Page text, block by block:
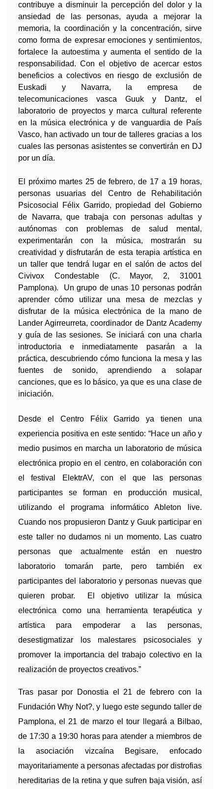
contribuye a disminuir la percepción del dolor y la
ansiedad de las personas, ayuda a mejorar la
memoria, la coordinación y la concentración, sirve
como forma de expresar emociones y sentimientos,
fortalece la autoestima y aumenta el sentido de la
responsabilidad. Con el objetivo de acercar estos
beneficios a colectivos en riesgo de exclusión de
Euskadi y Navarra, la empresa de
telecomunicaciones vasca Guuk y Dantz, el
laboratorio de proyectos y marca cultural referente
en la música electrónica y de vanguardia de País
Vasco, han activado un tour de talleres gracias a los
cuales las personas asistentes se convertirán en DJ
por un día.
El próximo martes 25 de febrero, de 17 a 19 horas,
personas usuarias del Centro de Rehabilitación
Psicosocial Félix Garrido, propiedad del Gobierno
de Navarra, que trabaja con personas adultas y
autónomas con problemas de salud mental,
experimentarán con la música, mostrarán su
creatividad y disfrutarán de esta terapia artística en
un taller que tendrá lugar en el salón de actos del
Civivox Condestable (C. Mayor, 2, 31001
Pamplona). Un grupo de unas 10 personas podrán
aprender cómo utilizar una mesa de mezclas y
disfrutar de la música electrónica de la mano de
Lander Agirreurreta, coordinador de Dantz Academy
y guía de las sesiones. Se iniciará con una charla
introductoria e inmediatamente pasarán a la
práctica, descubriendo cómo funciona la mesa y las
fuentes de sonido, aprendiendo a solapar
canciones, que es lo básico, ya que es una clase de
iniciación.
Desde el Centro Félix Garrido ya tienen una
experiencia positiva en este sentido: “Hace un año y
medio pusimos en marcha un laboratorio de música
electrónica propio en el centro, en colaboración con
el festival ElektrAV, con el que las personas
participantes se forman en producción musical,
utilizando el programa informático Ableton live.
Cuando nos propusieron Dantz y Guuk participar en
este taller no dudamos ni un momento. Las cuatro
personas que actualmente están en nuestro
laboratorio tomarán parte, pero también ex
participantes del laboratorio y personas nuevas que
quieren probar. El objetivo utilizar la música
electrónica como una herramienta terapéutica y
artística para empoderar a las personas,
desestigmatizar los malestares psicosociales y
promover la importancia del trabajo colectivo en la
realización de proyectos creativos.”
Tras pasar por Donostia el 21 de febrero con la
Fundación Why Not?, y luego este segundo taller de
Pamplona, el 21 de marzo el tour llegará a Bilbao,
de 17:30 a 19:30 horas para atender a miembros de
la asociación vizcaína Begisare, enfocado
mayoritariamente a personas afectadas por distrofias
hereditarias de la retina y que sufren baja visión, así